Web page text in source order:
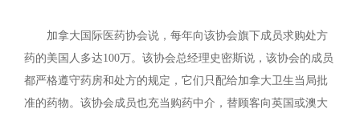
加拿大国际医药协会说，每年向该协会旗下成员求购处方
药的美国人多达100万。该协会总经理史密斯说，该协会的成员
都严格遵守药房和处方的规定，它们只配给加拿大卫生当局批
准的药物。该协会成员也充当购药中介，替顾客向英国或澳大